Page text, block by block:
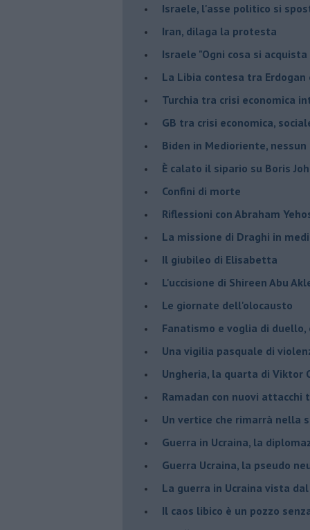
Israele, l'asse politico si
Iran, dilaga la protesta
Israele "Ogni cosa si
La Libia contesa tra Erdogan
Turchia tra crisi economica
GB tra crisi economica,
Biden in Medioriente, nessun
È calato il sipario su Boris
Confini di morte
Riflessioni con Abraham
La missione di Draghi in
Il giubileo di Elisabetta
L'uccisione di Shireen Abu
Le giornate dell'olocausto
Fanatismo e voglia di
Una vigilia pasquale di
Ungheria, la quarta di Viktor
Ramadan con nuovi attacchi
Un vertice che rimarrà nella
Guerra in Ucraina, la
Guerra Ucraina, la pseudo
La guerra in Ucraina vista
​Il caos libico è un pozzo